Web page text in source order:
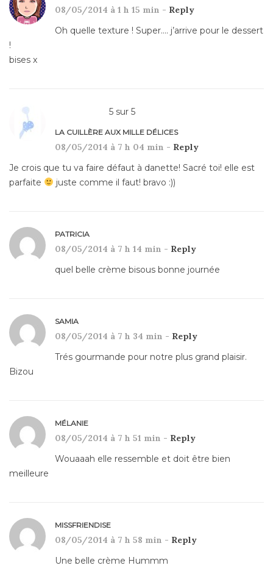
08/05/2014 à 1 h 15 min - Reply
Oh quelle texture ! Super…. j’arrive pour le dessert
!
bises x
5 sur 5
LA CUILLÈRE AUX MILLE DÉLICES
08/05/2014 à 7 h 04 min - Reply
Je crois que tu va faire défaut à danette! Sacré toi! elle est
parfaite
juste comme il faut! bravo :))
PATRICIA
08/05/2014 à 7 h 14 min - Reply
quel belle crème bisous bonne journée
SAMIA
08/05/2014 à 7 h 34 min - Reply
Trés gourmande pour notre plus grand plaisir.
Bizou
MÉLANIE
08/05/2014 à 7 h 51 min - Reply
Wouaaah elle ressemble et doit être bien
meilleure
MISSFRIENDISE
08/05/2014 à 7 h 58 min - Reply
Une belle crème Hummm